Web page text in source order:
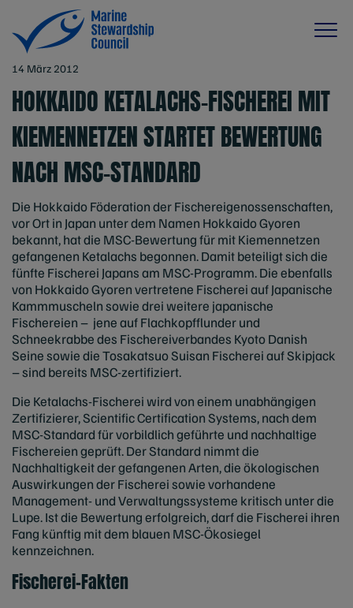
14 März 2012
HOKKAIDO KETALACHS-FISCHEREI MIT
KIEMENNETZEN STARTET BEWERTUNG
NACH MSC-STANDARD
Die Hokkaido Föderation der Fischereigenossenschaften,
vor Ort in Japan unter dem Namen Hokkaido Gyoren
bekannt, hat die MSC-Bewertung für mit Kiemennetzen
gefangenen Ketalachs begonnen. Damit beteiligt sich die
fünfte Fischerei Japans am MSC-Programm. Die ebenfalls
von Hokkaido Gyoren vertretene Fischerei auf Japanische
Kammmuscheln sowie drei weitere japanische
Fischereien – jene auf Flachkopfflunder und
Schneekrabbe des Fischereiverbandes Kyoto Danish
Seine sowie die Tosakatsuo Suisan Fischerei auf Skipjack
– sind bereits MSC-zertifiziert.
Die Ketalachs-Fischerei wird von einem unabhängigen
Zertifizierer, Scientific Certification Systems, nach dem
MSC-Standard für vorbildlich geführte und nachhaltige
Fischereien geprüft. Der Standard nimmt die
Nachhaltigkeit der gefangenen Arten, die ökologischen
Auswirkungen der Fischerei sowie vorhandene
Management- und Verwaltungssysteme kritisch unter die
Lupe. Ist die Bewertung erfolgreich, darf die Fischerei ihren
Fang künftig mit dem blauen MSC-Ökosiegel
kennzeichnen.
Fischerei-Fakten